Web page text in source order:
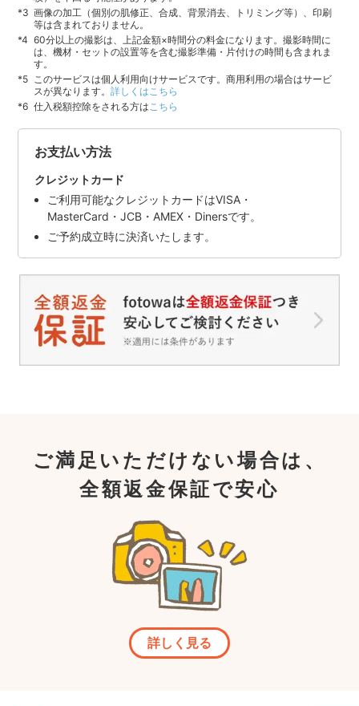
画像の加工（個別の肌修正、合成、背景消去、トリミング等）、印刷
等は含まれておりません。
60分以上の撮影は、上記金額×時間分の料金になります。撮影時間に
は、機材・セットの設置等を含む撮影準備・片付けの時間も含まれま
す。
このサービスは個人利用向けサービスです。商用利用の場合はサービ
スが異なります。詳しくはこちら
仕入税額控除をされる方はこちら
お支払い方法
クレジットカード
ご利用可能なクレジットカードはVISA・
MasterCard・JCB・AMEX・Dinersです。
ご予約成立時に決済いたします。
ご満足いただけない場合は、
全額返金保証で安心
詳しく見る